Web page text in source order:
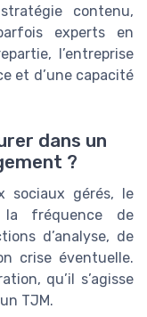
contenu,
experts en
l’entreprise
et d’une capacité
dans un
?
sociaux gérés, le
fréquence de
d’analyse, de
crise éventuelle.
qu’il s’agisse
TJM.